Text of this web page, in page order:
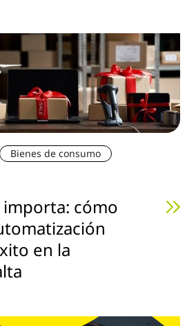
Bienes de consumo
importa: cómo
en la